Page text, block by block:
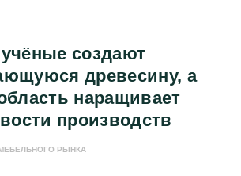
создают
древесину, а
наращивает
производств
РЫНКА